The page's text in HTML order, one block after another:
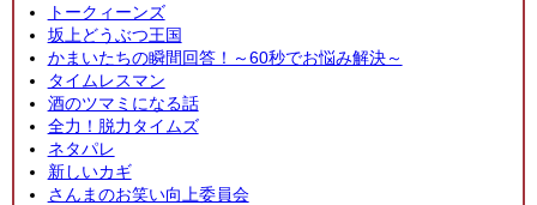
トークィーンズ
坂上どうぶつ王国
かまいたちの瞬間回答！～60秒でお悩み解決～
タイムレスマン
酒のツマミになる話
全力！脱力タイムズ
ネタパレ
新しいカギ
さんまのお笑い向上委員会